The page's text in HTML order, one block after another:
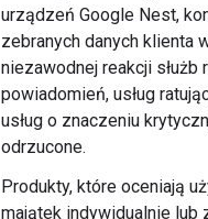
urządzeń Google Nest,
zebranych danych klienta
niezawodnej reakcji służb
powiadomień, usług
usług o znaczeniu
odrzucone.
Produkty, które oceniają
majątek indywidualnie lub